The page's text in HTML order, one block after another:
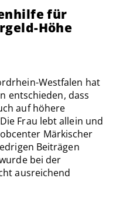
für
Höhe
Westfalen hat
entschieden, dass
auf höhere
Frau lebt allein und
Märkischer
Beiträgen
bei der
ausreichend